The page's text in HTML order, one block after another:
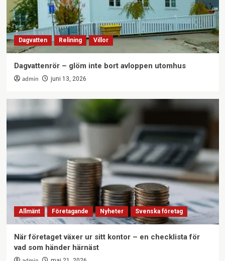
3
När företaget växer ur sitt kontor – en
checklista för vad som händer härnäst
Trädgårdsbelysning – skapa stämning och
trygghet utomhus
Allmänt Utbildning
ID06-certifiering för heta arbeten – smidig
uppföljning på bygget
Dagvatten Relining Villor
Dagvattenrör – glöm inte bort avloppen utomhus
admin juni 13, 2026
Allmänt Företagande Nyheter Svenska företag
När företaget växer ur sitt kontor – en checklista för
vad som händer härnäst